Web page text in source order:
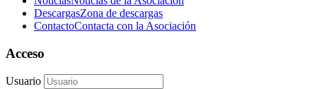
DescargasZona de descargas
ContactoContacta con la Asociación
Acceso
Usuario